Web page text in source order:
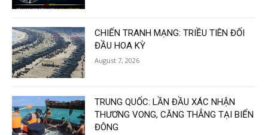
CHIẾN TRANH MẠNG: TRIỀU TIÊN ĐỐI
ĐẦU HOA KỲ
August 7, 2026
TRUNG QUỐC: LẦN ĐẦU XÁC NHẬN
THƯƠNG VONG, CĂNG THẲNG TẠI BIỂN
ĐÔNG